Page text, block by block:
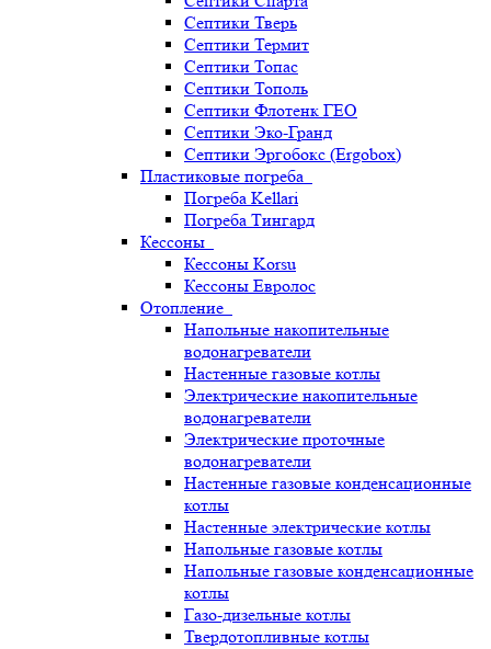
Септики Тверь
Септики Термит
Септики Топас
Септики Тополь
Септики Флотенк ГЕО
Септики Эко-Гранд
Септики Эргобокс (Ergobox)
Пластиковые погреба
Погреба Kellari
Погреба Тингард
Кессоны
Кессоны Korsu
Кессоны Евролос
Отопление
Напольные накопительные
водонагреватели
Настенные газовые котлы
Электрические накопительные
водонагреватели
Электрические проточные
водонагреватели
Настенные газовые конденсационные
котлы
Настенные электрические котлы
Напольные газовые котлы
Напольные газовые конденсационные
котлы
Газо-дизельные котлы
Твердотопливные котлы